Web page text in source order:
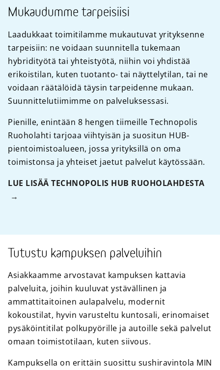
Mukaudumme tarpeisiisi
Laadukkaat toimitilamme mukautuvat yrityksenne
tarpeisiin: ne voidaan suunnitella tukemaan
hybridityötä tai yhteistyötä, niihin voi yhdistää
erikoistilan, kuten tuotanto- tai näyttelytilan, tai ne
voidaan räätälöidä täysin tarpeidenne mukaan.
Suunnittelutiimimme on palveluksessasi.
Pienille, enintään 8 hengen tiimeille Technopolis
Ruoholahti tarjoaa viihtyisän ja suositun HUB-
pientoimistoalueen, jossa yrityksillä on oma
toimistonsa ja yhteiset jaetut palvelut käytössään.
LUE LISÄÄ TECHNOPOLIS HUB RUOHOLAHDESTA
Tutustu kampuksen palveluihin
Asiakkaamme arvostavat kampuksen kattavia
palveluita, joihin kuuluvat ystävällinen ja
ammattitaitoinen aulapalvelu, modernit
kokoustilat, hyvin varusteltu kuntosali, erinomaiset
pysäköintitilat polkupyörille ja autoille sekä palvelut
omaan toimistotilaan, kuten siivous.
Kampuksella on erittäin suosittu sushiravintola MIN